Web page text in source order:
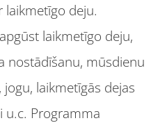
laikmetīgo deju.
laikmetīgo deju,
nostādīšanu, mūsdienu
laikmetīgās dejas
u.c. Programma